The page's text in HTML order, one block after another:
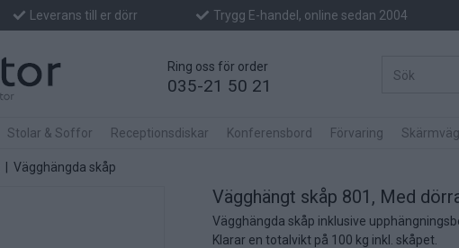
Leverans till er dörr Trygg E-handel, online sedan 2004
Ring oss för order
035-21 50 21
Stolar & Soffor Receptionsdiskar Konferensbord Förvaring
Vägghängda skåp
Vägghängt skåp 801, Med
Vägghängda skåp inklusive
Klarar en totalvikt på 100 kg inkl. skåpet.